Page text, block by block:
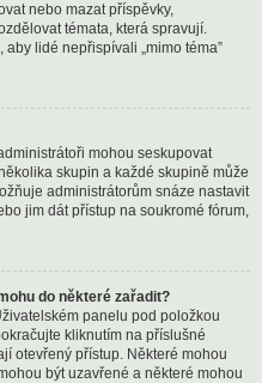
nebo mazat příspěvky,
témata, která spravují.
lidé nepřispívali „mimo téma”
mohou seskupovat
skupin a každé skupině může
administrátorům snáze nastavit
jim dát přístup na soukromé fórum,
do některé zařadit?
panelu pod položkou
kliknutím na příslušné
otevřený přístup. Některé mohou
být uzavřené a některé mohou